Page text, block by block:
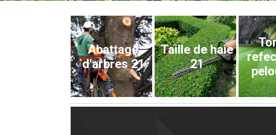
Abattage
d'arbres 21
Taille de haie
21